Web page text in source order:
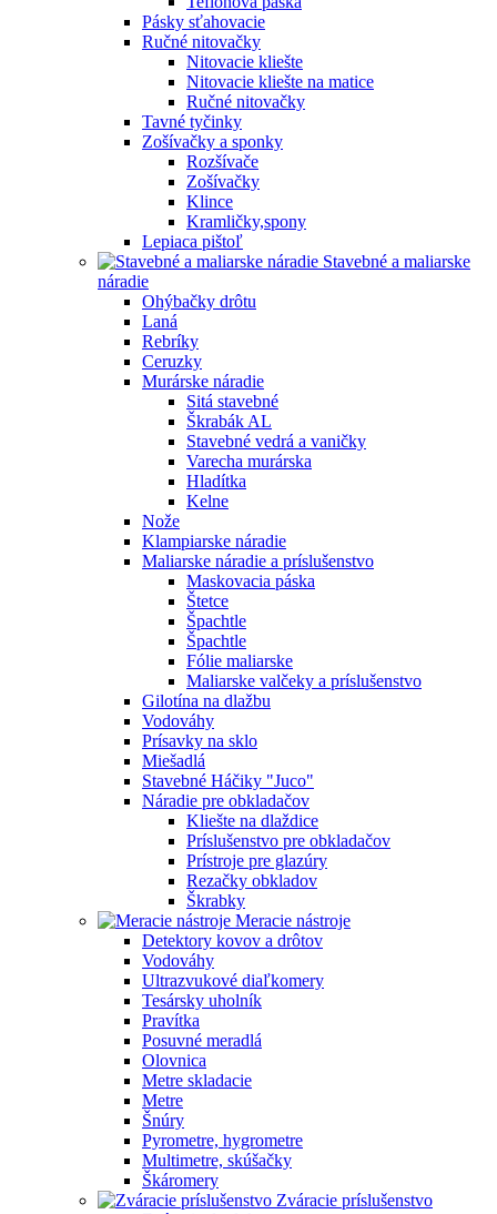
Pásky sťahovacie
Ručné nitovačky
Nitovacie kliešte
Nitovacie kliešte na matice
Ručné nitovačky
Tavné tyčinky
Zošívačky a sponky
Rozšívače
Zošívačky
Klince
Kramličky,spony
Lepiaca pištoľ
Stavebné a maliarske
náradie
Ohýbačky drôtu
Laná
Rebríky
Ceruzky
Murárske náradie
Sitá stavebné
Škrabák AL
Stavebné vedrá a vaničky
Varecha murárska
Hladítka
Kelne
Nože
Klampiarske náradie
Maliarske náradie a príslušenstvo
Maskovacia páska
Štetce
Špachtle
Špachtle
Fólie maliarske
Maliarske valčeky a príslušenstvo
Gilotína na dlažbu
Vodováhy
Prísavky na sklo
Miešadlá
Stavebné Háčiky "Juco"
Náradie pre obkladačov
Kliešte na dlaždice
Príslušenstvo pre obkladačov
Prístroje pre glazúry
Rezačky obkladov
Škrabky
Meracie nástroje
Detektory kovov a drôtov
Vodováhy
Ultrazvukové diaľkomery
Tesársky uholník
Pravítka
Posuvné meradlá
Olovnica
Metre skladacie
Metre
Šnúry
Pyrometre, hygrometre
Multimetre, skúšačky
Škáromery
Zváracie príslušenstvo